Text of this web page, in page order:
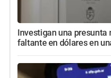
Investigan una
faltante en dólares en